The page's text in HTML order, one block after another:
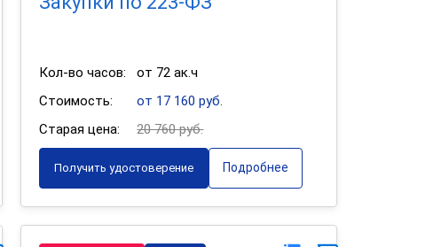
Кол-во часов:
от 72 ак.ч
Стоимость:
от 17 160 руб.
Старая цена:
20 760 руб.
Получить удостоверение Подробнее